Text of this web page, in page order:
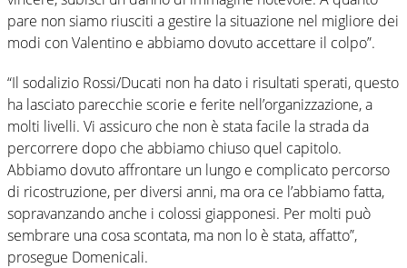
pare non siamo riusciti a gestire la situazione nel migliore dei
modi con Valentino e abbiamo dovuto accettare il colpo”.
“Il sodalizio Rossi/Ducati non ha dato i risultati sperati, questo
ha lasciato parecchie scorie e ferite nell’organizzazione, a
molti livelli. Vi assicuro che non è stata facile la strada da
percorrere dopo che abbiamo chiuso quel capitolo.
Abbiamo dovuto affrontare un lungo e complicato percorso
di ricostruzione, per diversi anni, ma ora ce l’abbiamo fatta,
sopravanzando anche i colossi giapponesi. Per molti può
sembrare una cosa scontata, ma non lo è stata, affatto”,
prosegue Domenicali.